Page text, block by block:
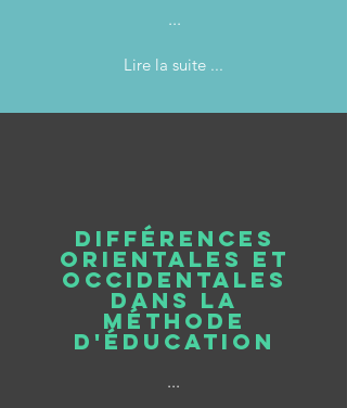
...
Lire la suite ...
Différences
orientales et
occidentales
dans la
méthode
d'éducation
...